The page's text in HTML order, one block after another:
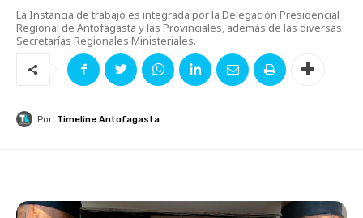
La Instancia de trabajo es integrada por la Delegación Presidencial
Regional de Antofagasta y las Provinciales, además de las diversas
Secretarías Regionales Ministeriales.
Por Timeline Antofagasta